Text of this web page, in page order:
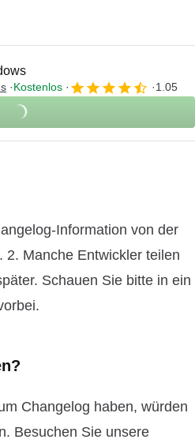
Kostenlos 1.05
Information von der
2. Manche Entwickler teilen
Schauen Sie bitte in ein
Changelog haben, würden
Besuchen Sie unsere